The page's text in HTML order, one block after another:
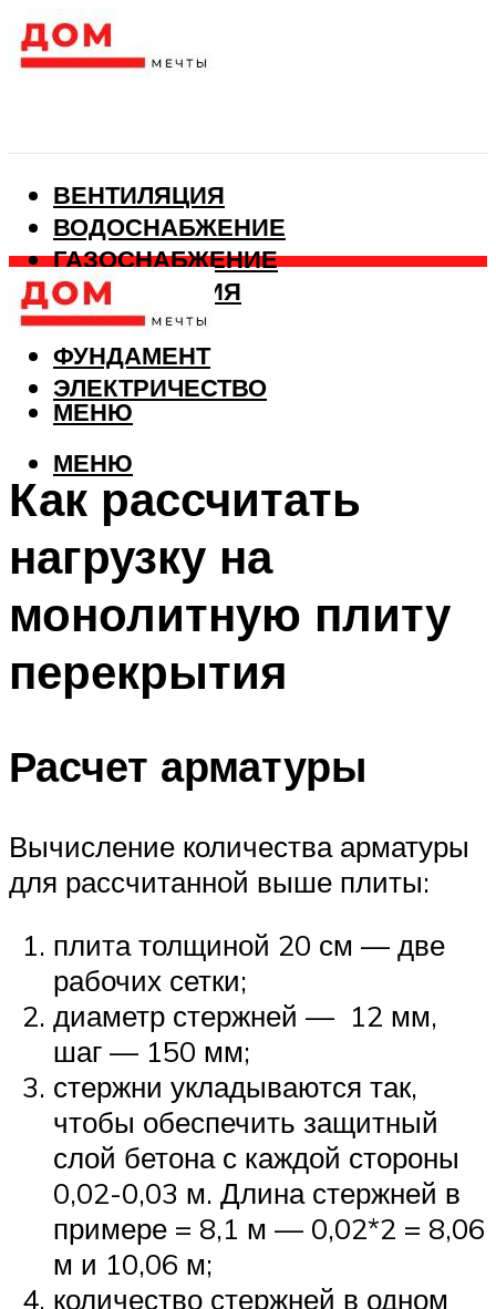
ВЕНТИЛЯЦИЯ
ВОДОСНАБЖЕНИЕ
ГАЗОСНАБЖЕНИЕ
КАНАЛИЗАЦИЯ
ОТОПЛЕНИЕ
ФУНДАМЕНТ
ЭЛЕКТРИЧЕСТВО
МЕНЮ
МЕНЮ
Как рассчитать
нагрузку на
монолитную плиту
перекрытия
Расчет арматуры
Вычисление количества арматуры
для рассчитанной выше плиты:
плита толщиной 20 см — две
рабочих сетки;
диаметр стержней — 12 мм,
шаг — 150 мм;
стержни укладываются так,
чтобы обеспечить защитный
слой бетона с каждой стороны
0,02-0,03 м. Длина стержней в
примере = 8,1 м — 0,02*2 = 8,06
м и 10,06 м;
количество стержней в одном